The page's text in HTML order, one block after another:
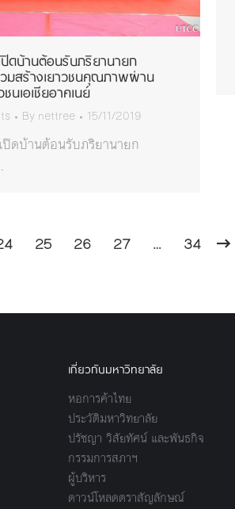
ปิดบ้านต้อนรับภริยานายก
สร้างเยาวชนคุณภาพผ่าน
ชนเอเชียอาคเนย์
By nettree 15/11/2019
ปิดบ้านต้อนรับภริยานายก
25 26 27 … 34
เกี่ยวกับมหาวิทยาลัย
หอการค้าไทย
ประวัติมหาวิทยาลัย
ปรัชญา วิสัยทัศน์ และพันธกิจ
กรรมการสภาฯ
ผู้บริหาร
ดาวน์โหลดตราสัญลักษณ์